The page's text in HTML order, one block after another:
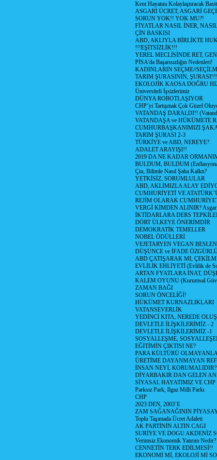
Kent Hayatını Kolaylaştıracak
ASGARİ ÜCRET, ASGARİ
SORUN YOK!! YOK MU?!
FİYATLAR NASIL İNER,
ÇİN BASKISI
ABD, AKLIYLA BİRLİKTE
!!!EŞİTSİZLİK!!!
YEREL MECLİSİNDE RET,
PİSA'da Başarısızlığın Nedenleri!
KADINLARIN SEÇME//
TARIM ŞURASININ, ŞURASI!!!
EKOLOJİK KAOSA DOĞRU
Üniversiteli İşsizlerimiz
DÜNYA ROBOTLAŞIYOR
CHP’yi Tartışmak Çok Güzel
VATANDAŞ DARALDI!!
VATANDAŞA ve HÜKÜMETE
CUMHURBAŞKANIMIZI
TARIM ŞURASI 2-3
TÜRKİYE ve ABD, NEREYE?
ADALET ARAYIŞI!!
2019 DA NE KADAR
BULDUM, BULDUM
Çin, Bilimle Nasıl Şaha Kalktı?
YETKİSİZ, SORUMLULAR
ABD, AKLIMIZLA ALAY
CUMHURİYETİ VE
REJİM OLARAK
VERGİ KİMDEN ALINIR?
İKTİDARLARA DERS
DÖRT ÜLKEYE ÖNERİMDİR
DEMOKRATİK TEMELLER
NOBEL ÖDÜLLERİ
VEJETARYEN VEGAN
DÜŞÜNCE ve İFADE
ABD ÇATIŞARAK MI,
EVLİLİK EHLİYETİ (Evlilik de
ARTAN FYATLARA İNAT,
KALEM OYUNU (Kurumsal
ZAMAN BAĞI
SORUN ÖNCELİĞİ!
HÜKÜMET KURNAZLIKLARI
VATANSEVERLİK
YEDİNCİ KITA, NEREDE
DEVLETLE İLİŞKİLERİMİZ - 2
DEVLETLE İLİŞKİLERİMİZ -1
SOSYALLEŞME,
EĞİTİMİN ÇIKTISI NE?
PARA KÜLTÜRÜ
ÜRETİME DAYANMAYAN
İNSAN NEYİ, KORUMALIDIR?
DİYARBAKIR DAN GELEN
SİYASAL HAYATIMIZ VE CHP
Parksız Park, Ilgaz Milli Parkı
CHP
2023 DEN, 2003’E
ZAM SAĞANAĞININ
Toplu Taşımada Ücret Adaleti
AK PARTİNİN ALTIN CAGI
SURİYE VE DOGU AKDENİZ
Verimsiz Ekonomik Yatırım Nedir?
CENNETİN TERK EDİLMESİ!!
EKONOMİ Mİ, EKOLOJİ Mİ